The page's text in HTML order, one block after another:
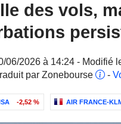
des vols,
06/2026 à 14:24 - Modifié
par Zonebourse
-
-2,52 % AIR FRANCE-